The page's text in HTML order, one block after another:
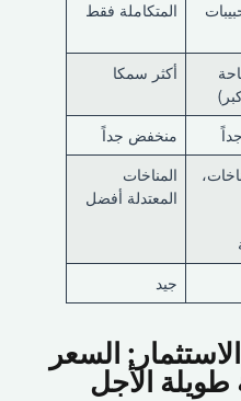
المتكاملة فقط
أكثر سمكا
منخفض جداً
المناخات
المعتدلة أفضل
جيد
السعر
الأجل